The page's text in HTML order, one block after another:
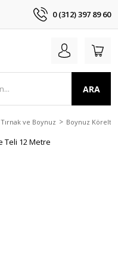
0 (312) 397 89 60
ARA
Tırnak ve Boynuz Boynuz